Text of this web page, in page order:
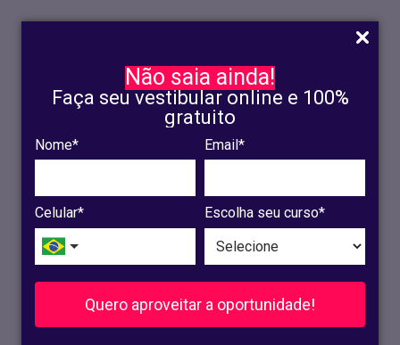
Não saia ainda!
Faça seu vestibular online e 100%
gratuito
Nome* Email*
Celular* Escolha seu curso*
Quero aproveitar a oportunidade!
INSCRIÇÃO
OLINDA
RECIFE
VESTIBULAR
CURSOS PRESENCIAIS